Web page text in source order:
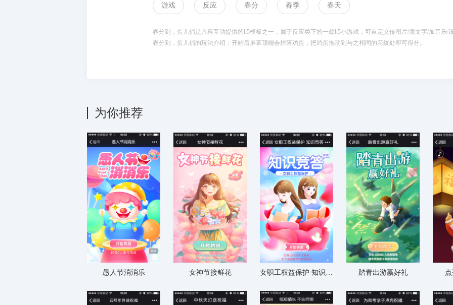
游戏 反应 春分 春季 春天
春分到，蛋儿俏是凡科互动提供的h5模板之一，属于反应类下的一款h5小游戏，可自定义传图片/添文字/加音乐/
春分到，蛋儿俏的玩法介绍：开始后屏幕顶端会掉落鸡蛋，把鸡蛋拖动到与之相同的花纹处即可得分。
为你推荐
愚人节消消乐 女神节接鲜花 女职工权益保护 知识竞答 踏青出游赢好礼